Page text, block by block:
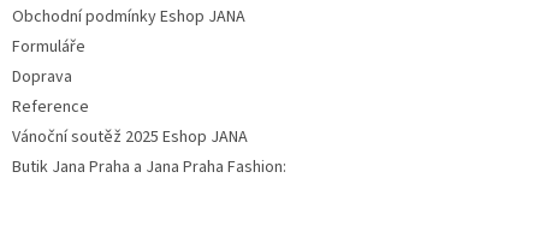
Obchodní podmínky Eshop JANA
Formuláře
Doprava
Reference
Vánoční soutěž 2025 Eshop JANA
Butik Jana Praha a Jana Praha Fashion: